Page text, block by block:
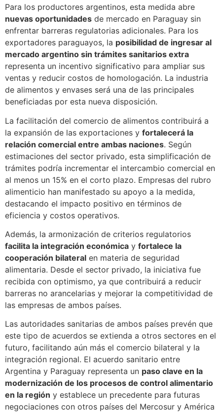
Para los productores argentinos, esta medida abre
nuevas oportunidades de mercado en Paraguay sin
enfrentar barreras regulatorias adicionales. Para los
exportadores paraguayos, la posibilidad de ingresar al
mercado argentino sin trámites sanitarios extra
representa un incentivo significativo para ampliar sus
ventas y reducir costos de homologación. La industria
de alimentos y envases será una de las principales
beneficiadas por esta nueva disposición.
La facilitación del comercio de alimentos contribuirá a
la expansión de las exportaciones y fortalecerá la
relación comercial entre ambas naciones. Según
estimaciones del sector privado, esta simplificación de
trámites podría incrementar el intercambio comercial en
al menos un 15% en el corto plazo. Empresas del rubro
alimenticio han manifestado su apoyo a la medida,
destacando el impacto positivo en términos de
eficiencia y costos operativos.
Además, la armonización de criterios regulatorios
facilita la integración económica y fortalece la
cooperación bilateral en materia de seguridad
alimentaria. Desde el sector privado, la iniciativa fue
recibida con optimismo, ya que contribuirá a reducir
barreras no arancelarias y mejorar la competitividad de
las empresas de ambos países.
Las autoridades sanitarias de ambos países prevén que
este tipo de acuerdos se extienda a otros sectores en el
futuro, facilitando aún más el comercio bilateral y la
integración regional. El acuerdo sanitario entre
Argentina y Paraguay representa un paso clave en la
modernización de los procesos de control alimentario
en la región y establece un precedente para futuras
negociaciones con otros países del Mercosur y América